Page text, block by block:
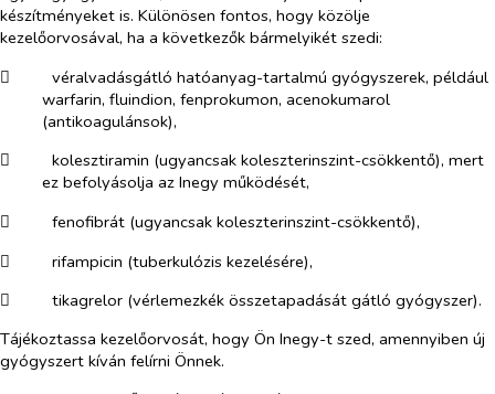
készítményeket is. Különösen fontos, hogy közölje
kezelőorvosával, ha a következők bármelyikét szedi:
​
véralvadásgátló hatóanyag-tartalmú gyógyszerek, például
warfarin, fluindion, fenprokumon, acenokumarol
(antikoagulánsok),
​
kolesztiramin (ugyancsak koleszterinszint-csökkentő), mert
ez befolyásolja az Inegy működését,
​
fenofibrát (ugyancsak koleszterinszint-csökkentő),
​
rifampicin (tuberkulózis kezelésére),
​
tikagrelor (vérlemezkék összetapadását gátló gyógyszer).
Tájékoztassa kezelőorvosát, hogy Ön Inegy-t szed, amennyiben új
gyógyszert kíván felírni Önnek.